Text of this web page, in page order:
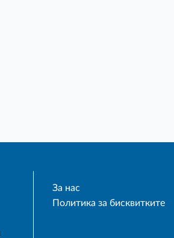
За нас
Политика за бисквитките